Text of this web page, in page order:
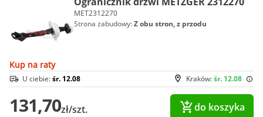
MET2312270
Strona zabudowy:Z obu stron, z przodu
Kup na raty
Kraków:śr. 12.08
U ciebie:śr. 12.08
131,70zł/szt. do koszyka